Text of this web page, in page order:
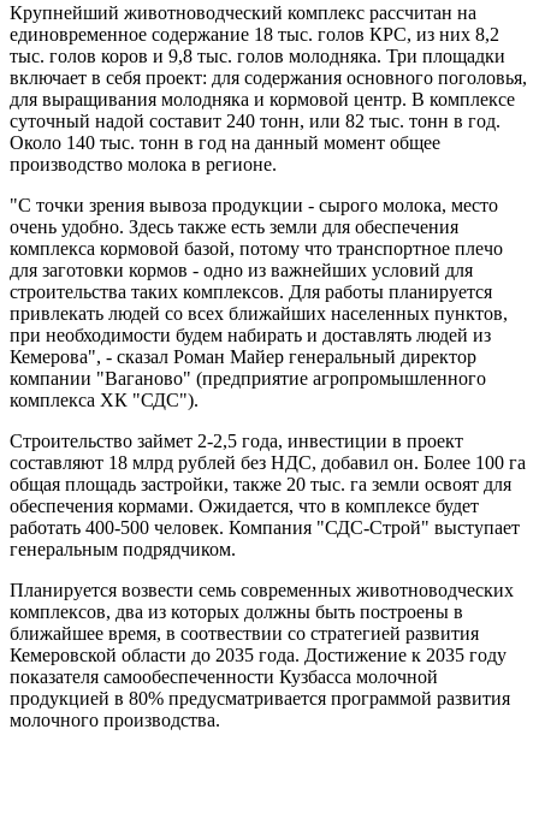
Крупнейший животноводческий комплекс рассчитан на
единовременное содержание 18 тыс. голов КРС, из них 8,2
тыс. голов коров и 9,8 тыс. голов молодняка. Три площадки
включает в себя проект: для содержания основного поголовья,
для выращивания молодняка и кормовой центр. В комплексе
суточный надой составит 240 тонн, или 82 тыс. тонн в год.
Около 140 тыс. тонн в год на данный момент общее
производство молока в регионе.
"С точки зрения вывоза продукции - сырого молока, место
очень удобно. Здесь также есть земли для обеспечения
комплекса кормовой базой, потому что транспортное плечо
для заготовки кормов - одно из важнейших условий для
строительства таких комплексов. Для работы планируется
привлекать людей со всех ближайших населенных пунктов,
при необходимости будем набирать и доставлять людей из
Кемерова", - сказал Роман Майер генеральный директор
компании "Ваганово" (предприятие агропромышленного
комплекса ХК "СДС").
Строительство займет 2-2,5 года, инвестиции в проект
составляют 18 млрд рублей без НДС, добавил он. Более 100 га
общая площадь застройки, также 20 тыс. га земли освоят для
обеспечения кормами. Ожидается, что в комплексе будет
работать 400-500 человек. Компания "СДС-Строй" выступает
генеральным подрядчиком.
Планируется возвести семь современных животноводческих
комплексов, два из которых должны быть построены в
ближайшее время, в соотвествии со стратегией развития
Кемеровской области до 2035 года. Достижение к 2035 году
показателя самообеспеченности Кузбасса молочной
продукцией в 80% предусматривается программой развития
молочного производства.